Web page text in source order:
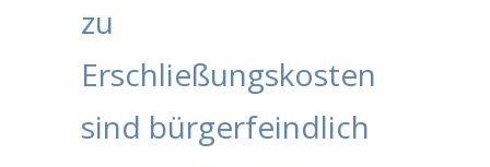
zu
Erschließungskosten
sind bürgerfeindlich